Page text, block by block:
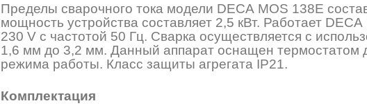
Пределы сварочного тока модели DECA MOS 138E
мощность устройства составляет 2,5 кВт. Работает
230 V с частотой 50 Гц. Сварка осуществляется с
1,6 мм до 3,2 мм. Данный аппарат оснащен термостатом
режима работы. Класс защиты агрегата IP21.
Комплектация